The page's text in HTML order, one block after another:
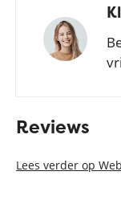
Reviews
Lees verder op